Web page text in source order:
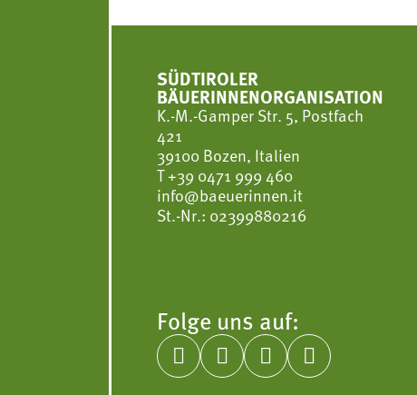
SÜDTIROLER
BÄUERINNENORGANISATION
K.-M.-Gamper Str. 5, Postfach
421
39100 Bozen, Italien
T+39 0471 999 460
info@baeuerinnen.it
St.-Nr.: 02399880216
Folge uns auf:
   